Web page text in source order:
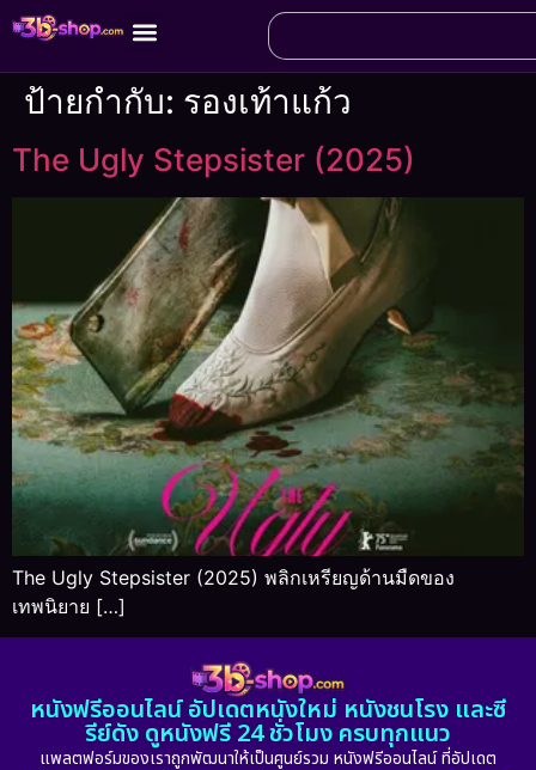
ป้ายกำกับ: รองเท้าแก้ว
The Ugly Stepsister (2025)
The Ugly Stepsister (2025) พลิกเหรียญด้านมืดของ
เทพนิยาย […]
หนังฟรีออนไลน์ อัปเดตหนังใหม่ หนังชนโรง และซี
รีย์ดัง ดูหนังฟรี 24 ชั่วโมง ครบทุกแนว
แพลตฟอร์มของเราถูกพัฒนาให้เป็นศูนย์รวม หนังฟรีออนไลน์ ที่อัปเดต